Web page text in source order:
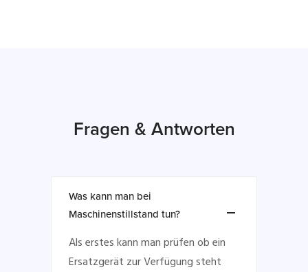
Fragen & Antworten
Was kann man bei
Maschinenstillstand tun?
Als erstes kann man prüfen ob ein
Ersatzgerät zur Verfügung steht